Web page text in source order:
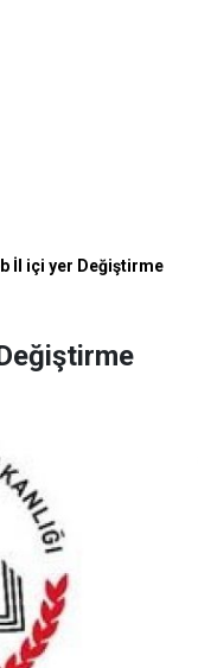
İl içi yer Değiştirme